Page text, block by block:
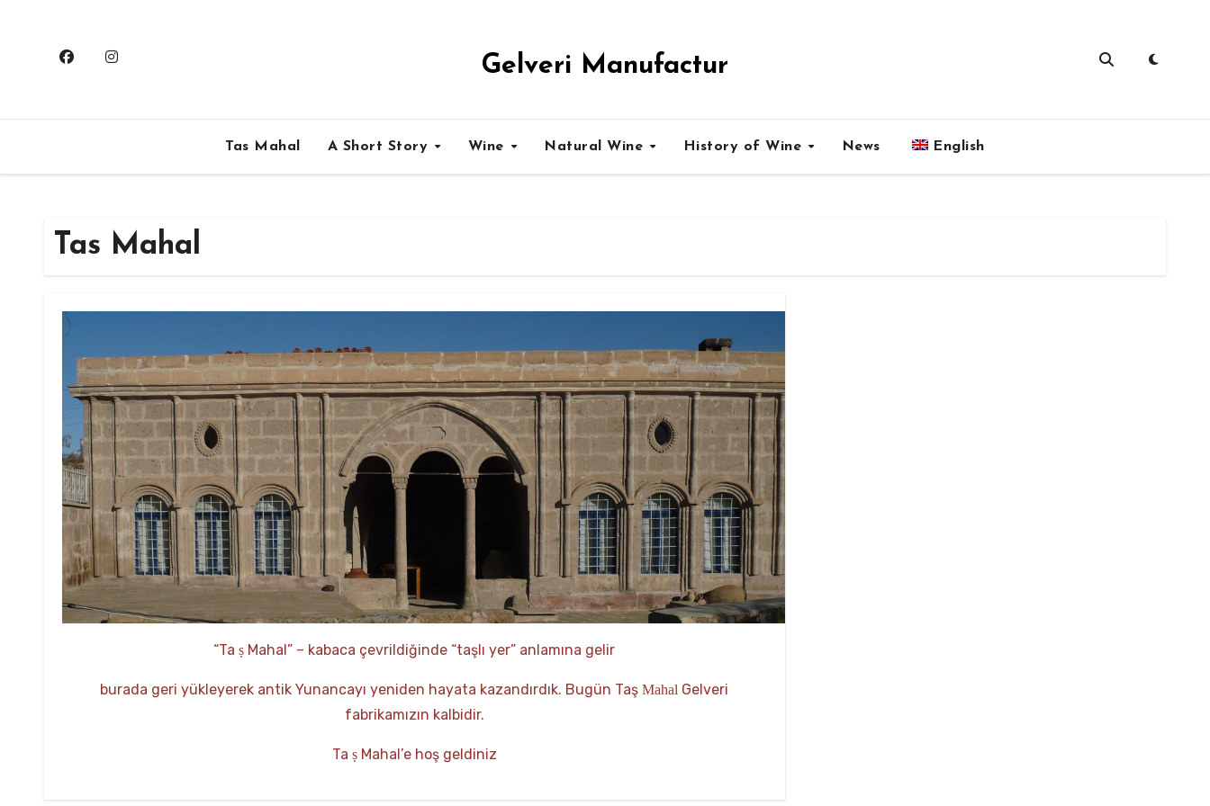
Gelveri Manufactur
Tas Mahal A Short Story Wine Natural Wine History of Wine News English
Tas Mahal
“Taṣ ​​​Mahal” – kabaca çevrildiğinde “taşlı yer” anlamına gelir
burada geri yükleyerek antik Yunancayı yeniden hayata kazandırdık. Bugün TaşMahal Gelveri
fabrikamızın kalbidir.
Ta ṣ Mahal’e hoş geldiniz